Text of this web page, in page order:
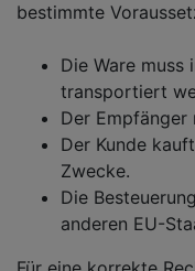
bestimmte
Die Ware muss
transportiert
Der Empfänger
Der Kunde
Zwecke.
Die
anderen EU-